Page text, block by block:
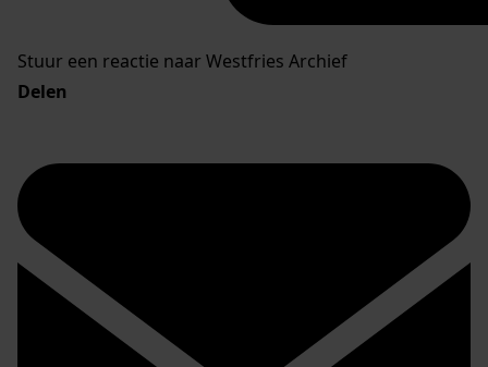
Stuur een reactie naar Westfries Archief
Delen